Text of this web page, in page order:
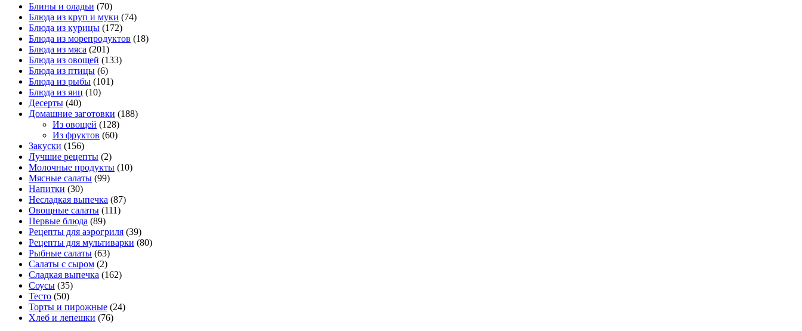
Блины и оладьи (70)
Блюда из круп и муки (74)
Блюда из курицы (172)
Блюда из морепродуктов (18)
Блюда из мяса (201)
Блюда из овощей (133)
Блюда из птицы (6)
Блюда из рыбы (101)
Блюда из яиц (10)
Десерты (40)
Домашние заготовки (188)
Из овощей (128)
Из фруктов (60)
Закуски (156)
Лучшие рецепты (2)
Молочные продукты (10)
Мясные салаты (99)
Напитки (30)
Несладкая выпечка (87)
Овощные салаты (111)
Первые блюда (89)
Рецепты для аэрогриля (39)
Рецепты для мультиварки (80)
Рыбные салаты (63)
Салаты с сыром (2)
Сладкая выпечка (162)
Соусы (35)
Тесто (50)
Торты и пирожные (24)
Хлеб и лепешки (76)